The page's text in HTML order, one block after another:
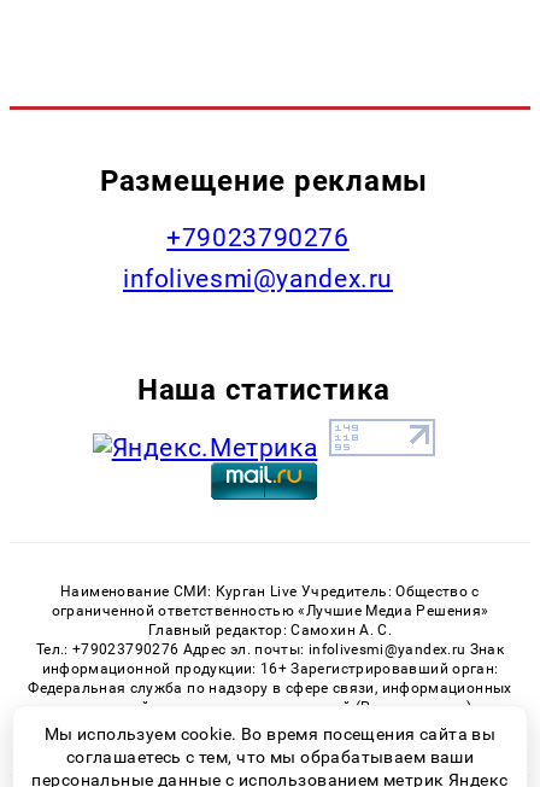
Размещение рекламы
+79023790276
infolivesmi@yandex.ru
Наша статистика
Наименование СМИ: Курган Live Учредитель: Общество с
ограниченной ответственностью «Лучшие Медиа Решения»
Главный редактор: Самохин А. С.
Тел.: +79023790276 Адрес эл. почты: infolivesmi@yandex.ru Знак
информационной продукции: 16+ Зарегистрировавший орган:
Федеральная служба по надзору в сфере связи, информационных
технологий и массовых коммуникаций (Роскомнадзор)
Регистрационный номер СМИ ЭЛ № ФС 77 - 82535 от 21.01.2022
Мы используем cookie. Во время посещения сайта вы
соглашаетесь с тем, что мы обрабатываем ваши
персональные данные с использованием метрик Яндекс